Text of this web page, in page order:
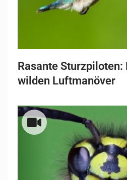
Rasante
wilden Luftmanöver